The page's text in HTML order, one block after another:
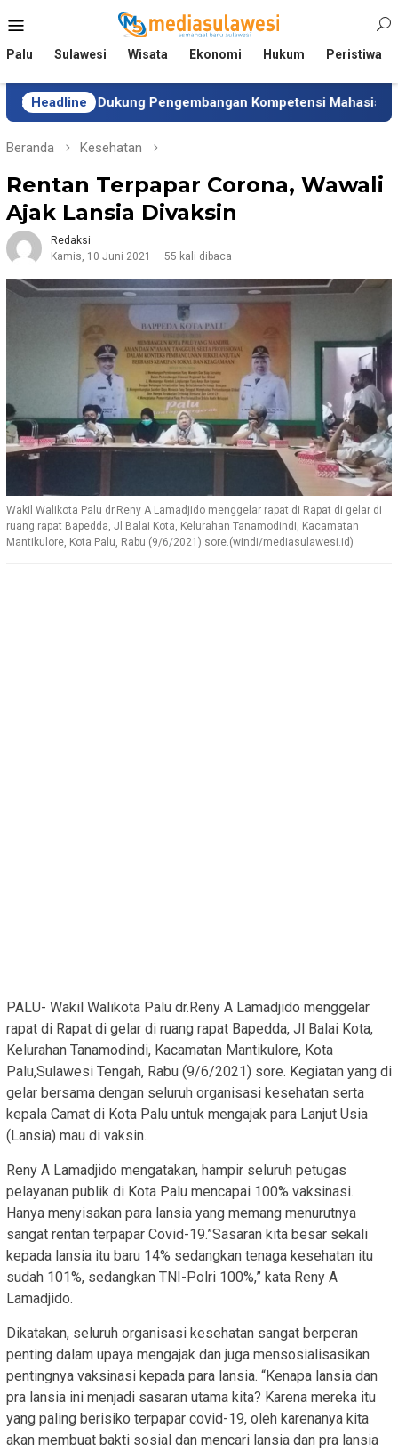
ke
Mobile
Palu Sulawesi Wisata Ekonomi Hukum Peristiwa
Headline
Dukung Pengembangan Kompetensi Mahasiswa
Beranda Kesehatan
Rentan Terpapar Corona, Wawali
Ajak Lansia Divaksin
Redaksi
Kamis, 10 Juni 2021
55 kali dibaca
Wakil Walikota Palu dr.Reny A Lamadjido menggelar rapat di Rapat di gelar di
ruang rapat Bapedda, Jl Balai Kota, Kelurahan Tanamodindi, Kacamatan
Mantikulore, Kota Palu, Rabu (9/6/2021) sore.(windi/mediasulawesi.id)
PALU- Wakil Walikota Palu dr.Reny A Lamadjido menggelar
rapat di Rapat di gelar di ruang rapat Bapedda, Jl Balai Kota,
Kelurahan Tanamodindi, Kacamatan Mantikulore, Kota
Palu,Sulawesi Tengah, Rabu (9/6/2021) sore. Kegiatan yang di
gelar bersama dengan seluruh organisasi kesehatan serta
kepala Camat di Kota Palu untuk mengajak para Lanjut Usia
(Lansia) mau di vaksin.
Reny A Lamadjido mengatakan, hampir seluruh petugas
pelayanan publik di Kota Palu mencapai 100% vaksinasi.
Hanya menyisakan para lansia yang memang menurutnya
sangat rentan terpapar Covid-19.”Sasaran kita besar sekali
kepada lansia itu baru 14% sedangkan tenaga kesehatan itu
sudah 101%, sedangkan TNI-Polri 100%,” kata Reny A
Lamadjido.
Dikatakan, seluruh organisasi kesehatan sangat berperan
penting dalam upaya mengajak dan juga mensosialisasikan
pentingnya vaksinasi kepada para lansia. “Kenapa lansia dan
pra lansia ini menjadi sasaran utama kita? Karena mereka itu
yang paling berisiko terpapar covid-19, oleh karenanya kita
akan membuat bakti sosial dan mencari lansia dan pra lansia